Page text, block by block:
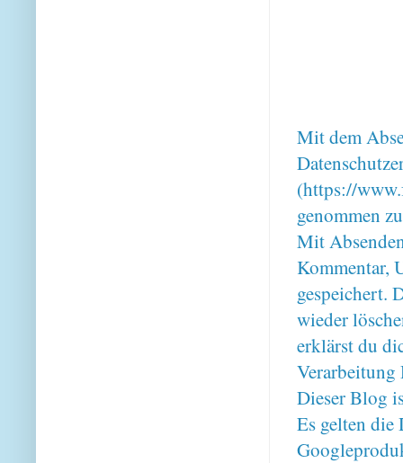
Mit dem
(https://
genommen
Mit
Kommentar,
gespeichert.
wieder
erklärst du
Verarbeitung
Dieser Blog
Es gelten